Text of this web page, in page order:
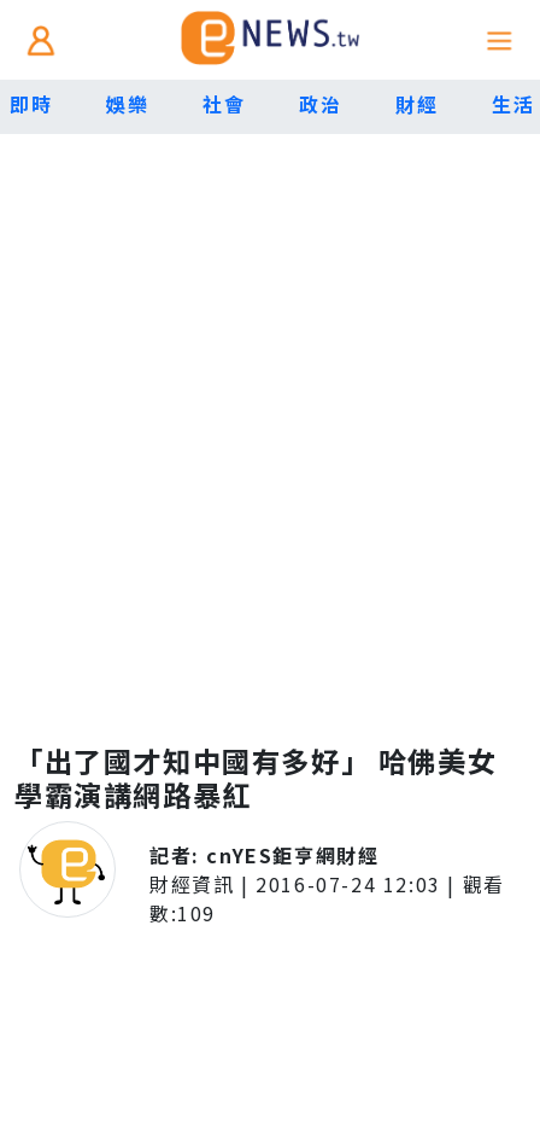
即時 娛樂 社會 政治 財經 生活
「出了國才知中國有多好」 哈佛美女
學霸演講網路暴紅
記者: cnYES鉅亨網財經
財經資訊 | 2016-07-24 12:03 | 觀看
數:109